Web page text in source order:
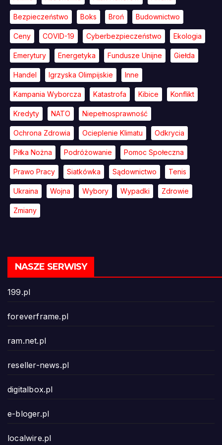
Bezpieczeństwo Boks Broń Budownictwo
Ceny COVID-19 Cyberbezpieczeństwo Ekologia
Emerytury Energetyka Fundusze Unijne Giełda
Handel Igrzyska Olimpijskie Inne
Kampania Wyborcza Katastrofa Kibice Konflikt
Kredyty NATO Niepełnosprawność
Ochrona Zdrowia Ocieplenie Klimatu Odkrycia
Piłka Nożna Podróżowanie Pomoc Społeczna
Prawo Pracy Siatkówka Sądownictwo Tenis
Ukraina Wojna Wybory Wypadki Zdrowie
Zmiany
NASZE SERWISY
199.pl
foreverframe.pl
ram.net.pl
reseller-news.pl
digitalbox.pl
e-bloger.pl
localwire.pl